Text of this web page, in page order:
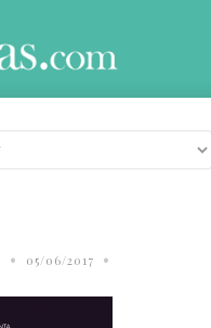
• 05/06/2017 •